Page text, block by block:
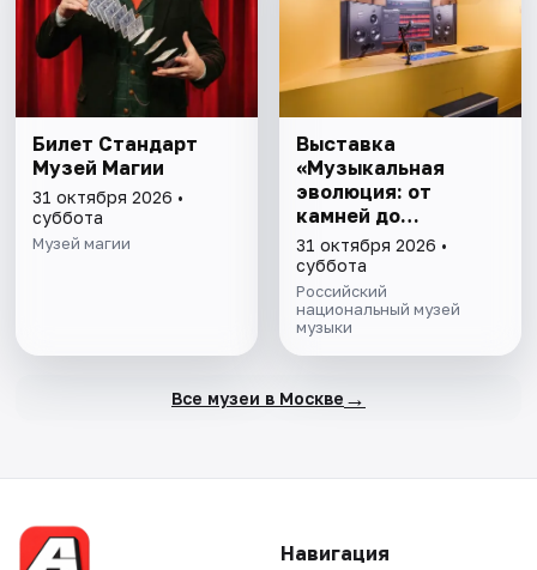
Билет Стандарт
Музей Магии
31 октября 2026 •
суббота
Музей магии
Выставка
«Музыкальная
эволюция: от
камней до
нейросети»
31 октября 2026 •
суббота
Российский
национальный музей
музыки
Все музеи в Москве →
Навигация